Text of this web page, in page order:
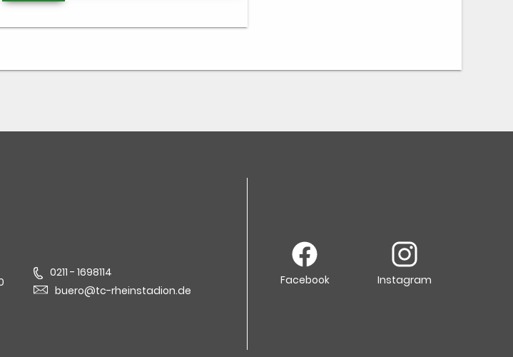
0211 - 1698114
buero@tc-rheinstadion.de
Facebook Instagram